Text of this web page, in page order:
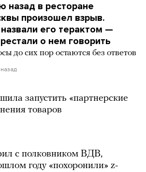
назад в ресторане
произошел взрыв.
назвали его терактом —
о нем говорить
до сих пор остаются без ответов
запустить «партнерские
товаров
с полковником ВДВ,
году «похоронили» z-